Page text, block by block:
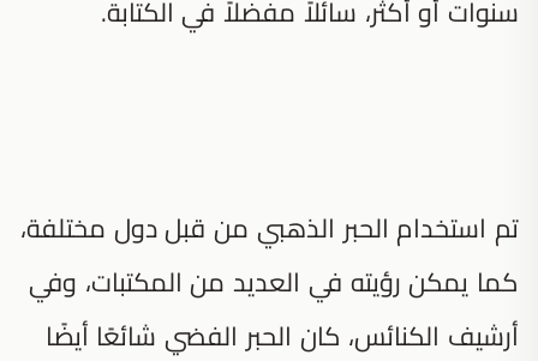
سنوات أو أكثر، سائلاً مفضلاً في الكتابة.
تم استخدام الحبر الذهبي من قبل دول مختلفة،
كما يمكن رؤيته في العديد من المكتبات، وفي
أرشيف الكنائس، كان الحبر الفضي شائعًا أيضًا